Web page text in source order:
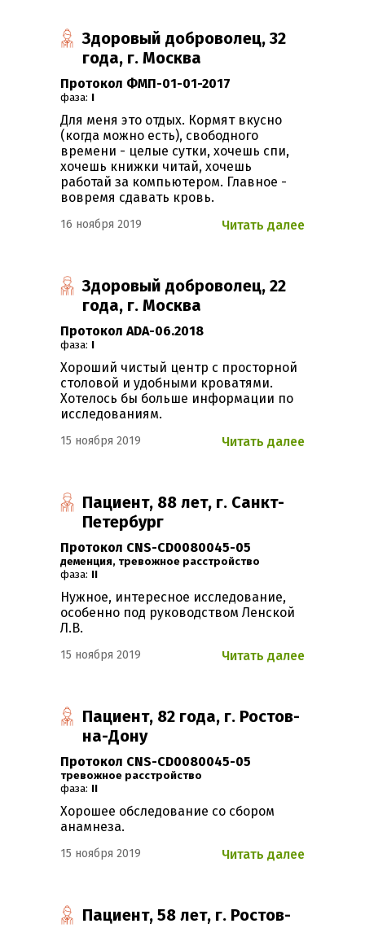
Здоровый доброволец, 32
года, г. Москва
Протокол ФМП-01-01-2017
фаза: I
Для меня это отдых. Кормят вкусно
(когда можно есть), свободного
времени - целые сутки, хочешь спи,
хочешь книжки читай, хочешь
работай за компьютером. Главное -
вовремя сдавать кровь.
Читать далее
16 ноября 2019
Здоровый доброволец, 22
года, г. Москва
Протокол ADA-06.2018
фаза: I
Хороший чистый центр с просторной
столовой и удобными кроватями.
Хотелось бы больше информации по
исследованиям.
Читать далее
15 ноября 2019
Пациент, 88 лет, г. Санкт-
Петербург
Протокол CNS-CD0080045-05
Деменция,
Тревожное расстройство
фаза: II
Нужное, интересное исследование,
особенно под руководством Ленской
Л.В.
Читать далее
15 ноября 2019
Пациент, 82 года, г. Ростов-
на-Дону
Протокол CNS-CD0080045-05
Тревожное расстройство
фаза: II
Хорошее обследование со сбором
анамнеза.
Читать далее
15 ноября 2019
Пациент, 58 лет, г. Ростов-